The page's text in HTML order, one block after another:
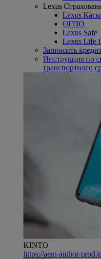
Lexus
Lexus
ОГПО
Lexus Safe
Lexus Life
Запросить
Инструкция по
транспортного
KINTO
https://aem-author-